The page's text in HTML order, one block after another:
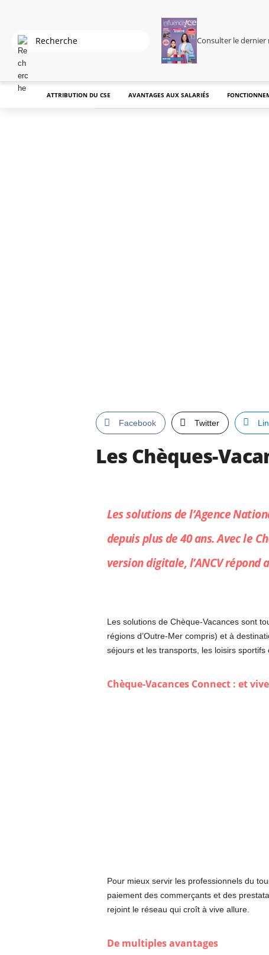
Consulter le dernier
ATTRIBUTION DU CSE AVANTAGES AUX SALARIÉS
Facebook Twitter
Les Chèques-
Les solutions de l’Agence
depuis plus de 40 ans. Avec le
version digitale, l’ANCV
Les solutions de Chèque-Vacances sont
régions d’Outre-Mer compris) et à
séjours et les transports, les loisirs
Chèque-Vacances Connect : et
Pour mieux servir les professionnels du
paiement des commerçants et des
rejoint le réseau qui croît à vive allure.
De multiples avantages